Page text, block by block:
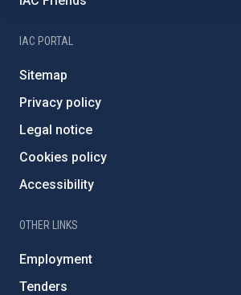
IAC PORTAL
Sitemap
Privacy policy
Legal notice
Cookies policy
Accessibility
OTHER LINKS
Employment
Tenders